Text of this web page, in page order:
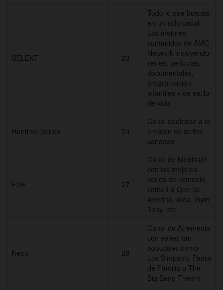
SELEKT 23
Todo lo que buscas
en un solo canal.
Los mejores
contenidos de AMC
Network incluyendo
series, películas,
documentales,
programación
infantiles y de estilo
de vida
Runtime Series 24
Canal dedicado a la
emisión de series
variadas
FDF 27
Canal de Mediaset
con las mejores
series de comedia
como La Que Se
Avecina, Aída, Gym
Tony, etc
Neox 28
Canal de Atremedia
con series tan
populares como
Los Simpson, Padre
de Familia o The
Big Bang Theory